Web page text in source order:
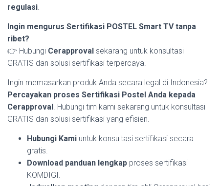
regulasi.
Ingin mengurus Sertifikasi POSTEL Smart TV tanpa
ribet?
👉 Hubungi Cerapproval sekarang untuk konsultasi
GRATIS dan solusi sertifikasi terpercaya.
Ingin memasarkan produk Anda secara legal di Indonesia?
Percayakan proses Sertifikasi Postel Anda kepada
Cerapproval. Hubungi tim kami sekarang untuk konsultasi
GRATIS dan solusi sertifikasi yang efisien.
Hubungi Kami untuk konsultasi sertifikasi secara
gratis.
Download panduan lengkap proses sertifikasi
KOMDIGI.